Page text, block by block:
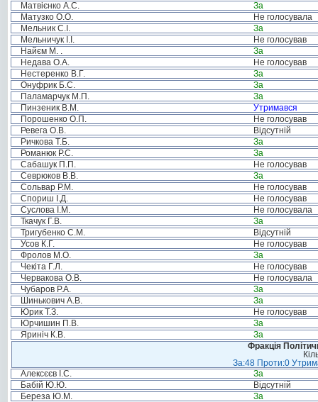
Матвієнко А.С.
За
Матузко О.О.
Не голосувала
Мельник С.І.
За
Мельничук І.І.
Не голосував
Найєм М. .
За
Недава О.А.
Не голосував
Нестеренко В.Г.
За
Онуфрик Б.С.
За
Паламарчук М.П.
За
Пинзеник В.М.
Утримався
Порошенко О.П.
Не голосував
Ревега О.В.
Відсутній
Ричкова Т.Б.
За
Романюк Р.С.
За
Сабашук П.П.
Не голосував
Севрюков В.В.
За
Сольвар Р.М.
Не голосував
Спориш І.Д.
Не голосував
Суслова І.М.
Не голосувала
Ткачук Г.В.
За
Тригубенко С.М.
Відсутній
Усов К.Г.
Не голосував
Фролов М.О.
За
Чекіта Г.Л.
Не голосував
Червакова О.В.
Не голосувала
Чубаров Р.А.
За
Шинькович А.В.
За
Юрик Т.З.
Не голосував
Юрчишин П.В.
За
Яриніч К.В.
За
Фракція
За:48 Проти:0
Алексєєв І.С.
За
Бабій Ю.Ю.
Відсутній
Береза Ю.М.
За